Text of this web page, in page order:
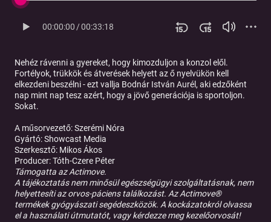
00:00:00/00:33:18
Nehéz rávenni a gyereket, hogy kimozduljon a konzol elől.
Fortélyok, trükkök és átverések helyett az ő nyelvükön kell
elkezdeni beszélni - ezt vallja Bodnár István Aurél, aki edzőként
nap mint nap tesz azért, hogy a jövő generációja is sportoljon.
Sokat.
A műsorvezető: Szerémi Nóra
Gyártó: Showcast Media
Szerkesztő: Mikos Ákos
Producer: Tóth-Czere Péter
Támogatta az Actimove.
A tájékoztatás nem minősül egészségügyi szolgáltatásnak, nem
helyettesíti az orvos-páciens találkozást. Az Actimove®
termékek gyógyászati segédeszközök. A kockázatokról olvassa
el a használati útmutatót, vagy kérdezze meg kezelőorvosát!